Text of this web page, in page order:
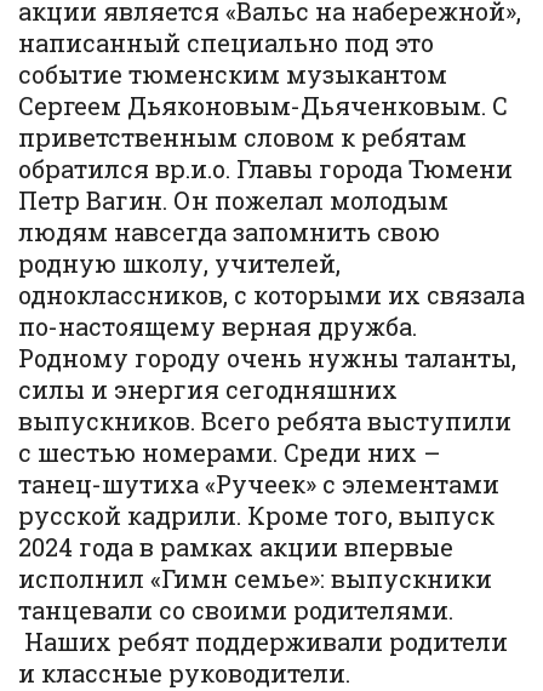
акции является «Вальс на набережной»,
написанный специально под это
событие тюменским музыкантом
Сергеем Дьяконовым-Дьяченковым. С
приветственным словом к ребятам
обратился вр.и.о. Главы города Тюмени
Петр Вагин. Он пожелал молодым
людям навсегда запомнить свою
родную школу, учителей,
одноклассников, с которыми их связала
по-настоящему верная дружба.
Родному городу очень нужны таланты,
силы и энергия сегодняшних
выпускников. Всего ребята выступили
с шестью номерами. Среди них –
танец-шутиха «Ручеек» с элементами
русской кадрили. Кроме того, выпуск
2024 года в рамках акции впервые
исполнил «Гимн семье»: выпускники
танцевали со своими родителями.
Наших ребят поддерживали родители
и классные руководители.